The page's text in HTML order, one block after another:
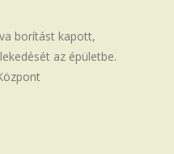
borítást kapott,
az épületbe.